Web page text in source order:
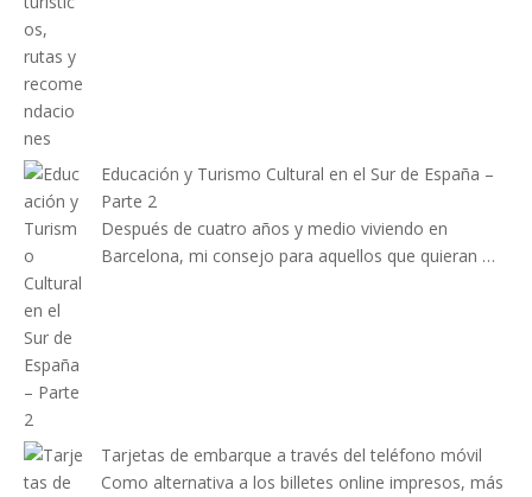
Educación y Turismo Cultural en el Sur de España –
Parte 2
Después de cuatro años y medio viviendo en
Barcelona, mi consejo para aquellos que quieran …
Tarjetas de embarque a través del teléfono móvil
Como alternativa a los billetes online impresos, más